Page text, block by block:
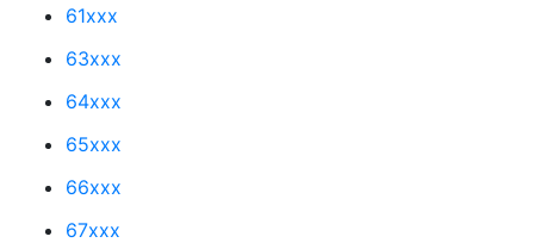
61xxx
63xxx
64xxx
65xxx
66xxx
67xxx